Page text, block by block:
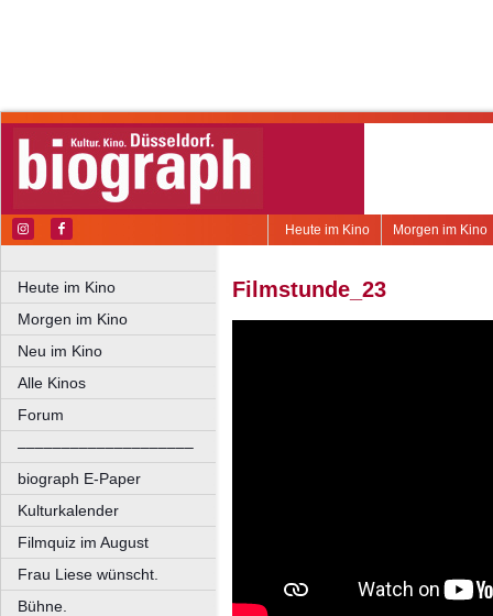
Morgen im Kino
Heute im Kino
Heute im Kino
Morgen im Kino
Neu im Kino
Alle Kinos
Forum
––––––––––––––––––––
biograph E-Paper
Kulturkalender
Filmquiz im August
Frau Liese wünscht.
Bühne.
Filmstunde_23